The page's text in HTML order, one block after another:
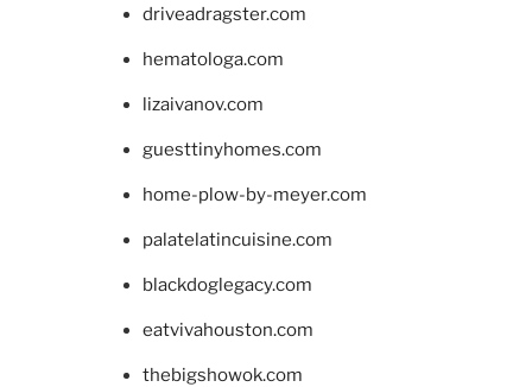
driveadragster.com
hematologa.com
lizaivanov.com
guesttinyhomes.com
home-plow-by-meyer.com
palatelatincuisine.com
blackdoglegacy.com
eatvivahouston.com
thebigshowok.com